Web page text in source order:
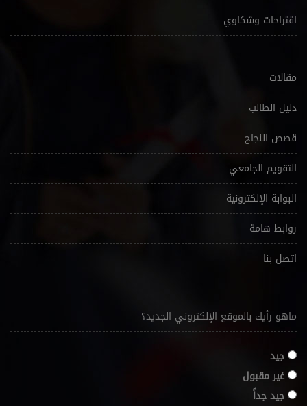
اقتراحات وشكاوي
مقالات
دليل الطالب
قصص النجاح
التقويم الجامعي
البوابة الإلكترونية
روابط هامة
اتصل بنا
ماهو رأيك بالموقع الإلكتروني الجديد؟
جيد
غير مقبول
جيد جداً